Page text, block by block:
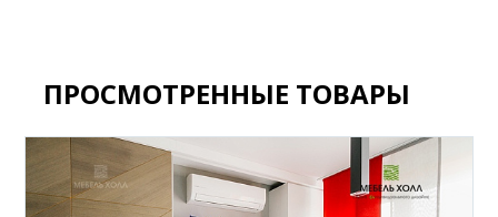
ПРОСМОТРЕННЫЕ ТОВАРЫ